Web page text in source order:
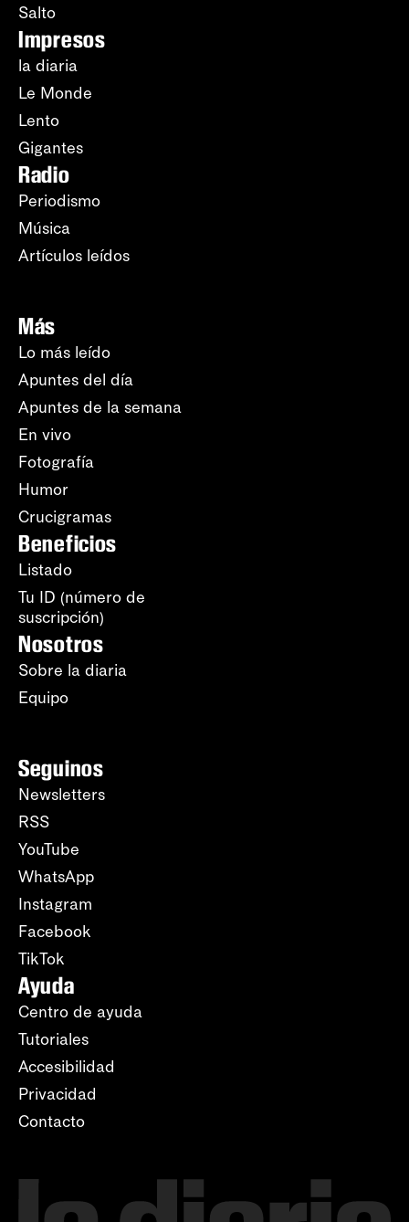
Salto
Impresos
la diaria
Le Monde
Lento
Gigantes
Radio
Periodismo
Música
Artículos leídos
Más
Lo más leído
Apuntes del día
Apuntes de la semana
En vivo
Fotografía
Humor
Crucigramas
Beneficios
Listado
Tu ID (número de
suscripción)
Nosotros
Sobre la diaria
Equipo
Seguinos
Newsletters
RSS
YouTube
WhatsApp
Instagram
Facebook
TikTok
Ayuda
Centro de ayuda
Tutoriales
Accesibilidad
Privacidad
Contacto